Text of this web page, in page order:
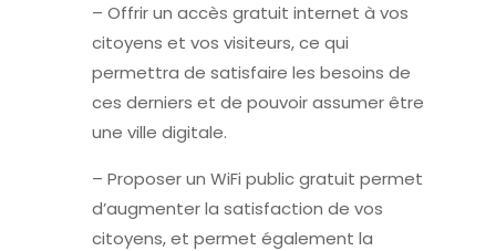
– Offrir un accès gratuit internet à vos
citoyens et vos visiteurs, ce qui
permettra de satisfaire les besoins de
ces derniers et de pouvoir assumer être
une ville digitale.
– Proposer un WiFi public gratuit permet
d’augmenter la satisfaction de vos
citoyens, et permet également la